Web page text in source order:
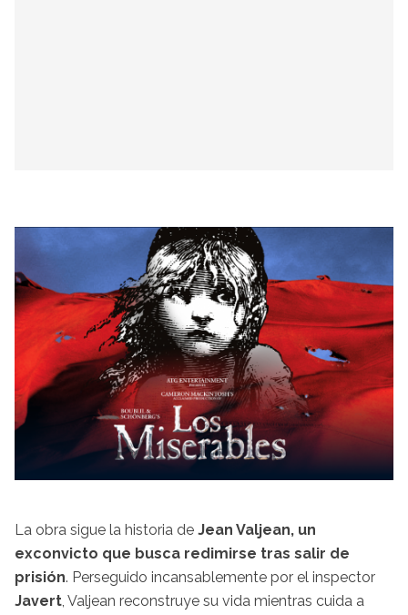
La obra sigue la historia de Jean Valjean, un
exconvicto que busca redimirse tras salir de
prisión. Perseguido incansablemente por el inspector
Javert, Valjean reconstruye su vida mientras cuida a